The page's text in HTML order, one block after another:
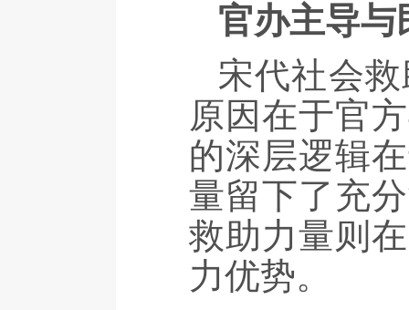
官办主导与
宋代社会
原因在于官
的深层逻辑
量留下了充
救助力量则
力优势。